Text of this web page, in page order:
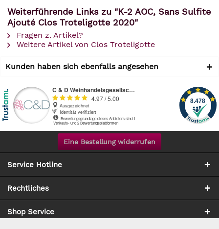
Weiterführende Links zu "K-2 AOC, Sans Sulfite
Ajouté Clos Troteligotte 2020"
Fragen z. Artikel?
Weitere Artikel von Clos Troteligotte
Kunden haben sich ebenfalls angesehen
Eine Bestellung widerrufen
Service Hotline
Rechtliches
Shop Service